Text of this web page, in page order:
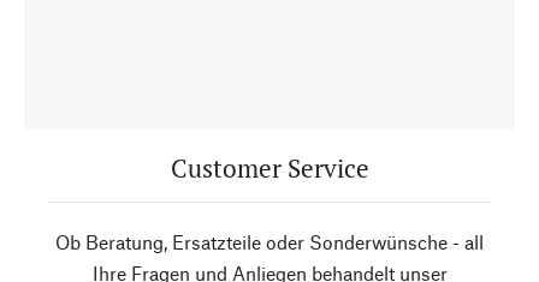
Customer Service
Ob Beratung, Ersatzteile oder Sonderwünsche - all
Ihre Fragen und Anliegen behandelt unser